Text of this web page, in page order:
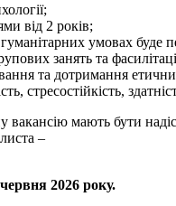
від 2 років;
умовах буде
занять та
та дотримання
стресостійкість,
вакансію мають бути
–
2026 року.